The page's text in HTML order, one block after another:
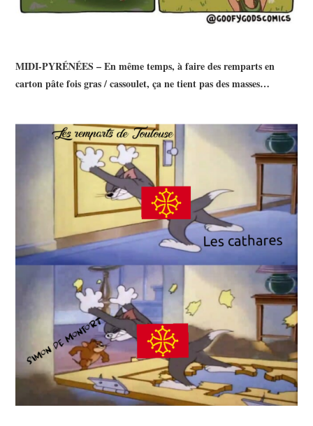
MIDI-PYRÉNÉES – En même temps, à faire des remparts en
carton pâte fois gras / cassoulet, ça ne tient pas des masses…